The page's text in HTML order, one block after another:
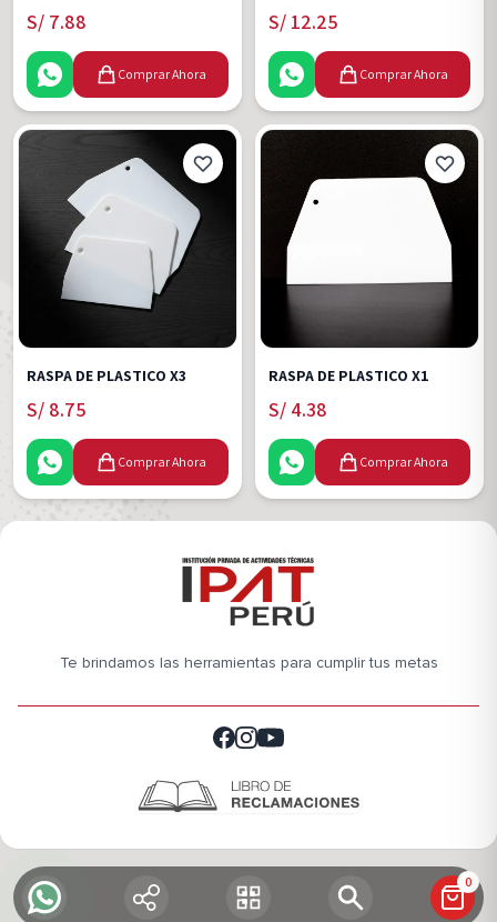
0
S/ 7.88
Comprar Ahora
S/ 12.25
Comprar Ahora
RASPA DE PLASTICO X3
S/ 8.75
Comprar Ahora
RASPA DE PLASTICO X1
S/ 4.38
Comprar Ahora
Te brindamos las herramientas para cumplir tus metas